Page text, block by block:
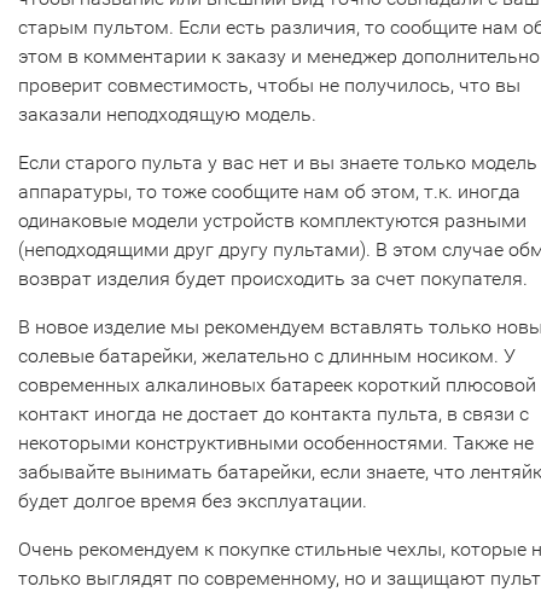
старым пультом. Если есть различия, то сообщите нам
этом в комментарии к заказу и менеджер дополнительно
проверит совместимость, чтобы не получилось, что вы
заказали неподходящую модель.
Если старого пульта у вас нет и вы знаете только модель
аппаратуры, то тоже сообщите нам об этом, т.к. иногда
одинаковые модели устройств комплектуются разными
(неподходящими друг другу пультами). В этом случае
возврат изделия будет происходить за счет покупателя.
В новое изделие мы рекомендуем вставлять только
солевые батарейки, желательно с длинным носиком. У
современных алкалиновых батареек короткий плюсовой
контакт иногда не достает до контакта пульта, в связи с
некоторыми конструктивными особенностями. Также не
забывайте вынимать батарейки, если знаете, что
будет долгое время без эксплуатации.
Очень рекомендуем к покупке стильные чехлы, которые
только выглядят по современному, но и защищают